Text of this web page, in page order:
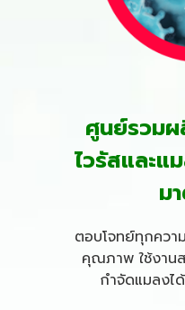
ศูนย์รวม
ไวรัสและแ
ม
ตอบโจทย์ทุกคว
คุณภาพ ใช้งาน
กำจัดแมลงไ